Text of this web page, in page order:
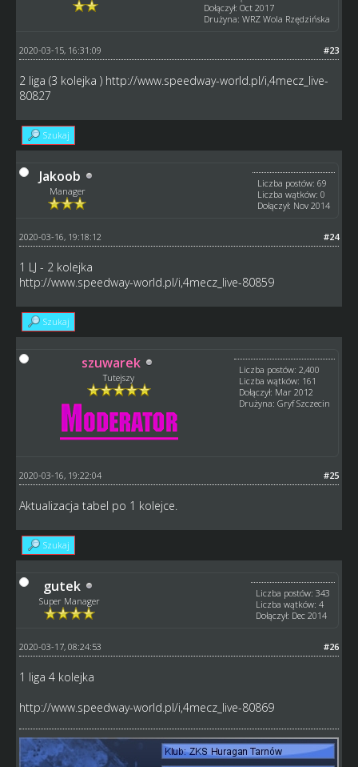
Dołączył: Oct 2017
Drużyna: WRZ Wola Rzędzińska
#23
2020-03-15, 16:31:09
2 liga (3 kolejka ) http://www.speedway-world.pl/i,4mecz_live-
80827
Szukaj
Jakoob
Manager
Liczba postów: 69
Liczba wątków: 0
Dołączył: Nov 2014
#24
2020-03-16, 19:18:12
1 LJ - 2 kolejka
http://www.speedway-world.pl/i,4mecz_live-80859
Szukaj
szuwarek
Tutejszy
Liczba postów: 2,400
Liczba wątków: 161
Dołączył: Mar 2012
Drużyna: Gryf Szczecin
#25
2020-03-16, 19:22:04
Aktualizacja tabel po 1 kolejce.
Szukaj
gutek
Super Manager
Liczba postów: 343
Liczba wątków: 4
Dołączył: Dec 2014
#26
2020-03-17, 08:24:53
1 liga 4 kolejka
http://www.speedway-world.pl/i,4mecz_live-80869